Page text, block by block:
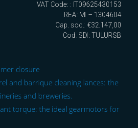
VAT Code: : IT09625430153
REA: MI – 1304604
Cap. soc.: €32.147,00
Cod. SDI: TULURSB
closure
and barrique cleaning lances: the
and breweries.
torque: the ideal gearmotors for